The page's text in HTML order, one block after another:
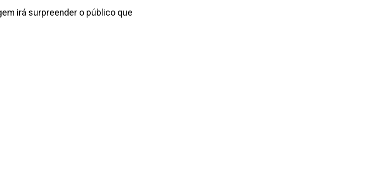
irá surpreender o público que